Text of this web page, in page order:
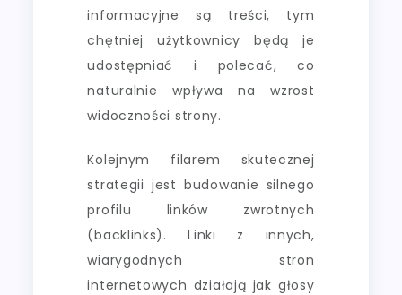
informacyjne są treści, tym
chętniej użytkownicy będą je
udostępniać i polecać, co
naturalnie wpływa na wzrost
widoczności strony.
Kolejnym filarem skutecznej
strategii jest budowanie silnego
profilu linków zwrotnych
(backlinks). Linki z innych,
wiarygodnych stron
internetowych działają jak głosy